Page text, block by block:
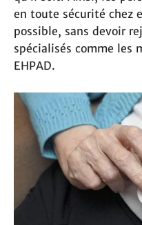
en toute sécurité chez
possible, sans devoir
spécialisés comme les
EHPAD.